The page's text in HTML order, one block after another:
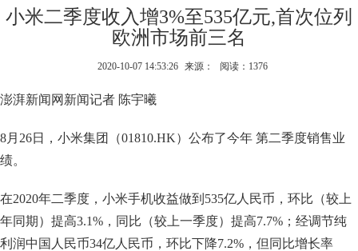
小米二季度收入增3%至535亿元,首次位列
欧洲市场前三名
2020-10-07 14:53:26 来源： 阅读：1376
澎湃新闻网新闻记者 陈宇曦
8月26日，小米集团（01810.HK）公布了今年 第二季度销售业
绩。
在2020年二季度，小米手机收益做到535亿人民币，环比（较上
年同期）提高3.1%，同比（较上一季度）提高7.7%；经调节纯
利润中国人民币34亿人民币，环比下降7.2%，但同比增长率